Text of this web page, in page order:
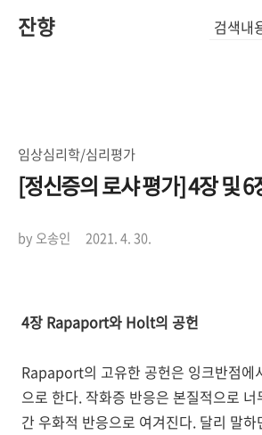
잔향
임상심리학/심리평가
[정신증의 로샤 평가] 4장 및 6
by 오송인 2021. 4. 30.
4장 Rapaport와 Holt의 공헌
Rapaport의 고유한 공헌은 잉크반점에
으로 한다. 작화증 반응은 본질적으로 너
간 우화적 반응으로 여겨진다. 달리 말